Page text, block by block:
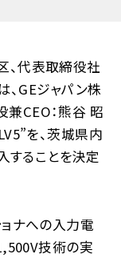
、代表取締役社
、GEジャパン株
兼CEO：熊谷 昭
を、茨城県内
することを決定
ナへの入力電
技術の実